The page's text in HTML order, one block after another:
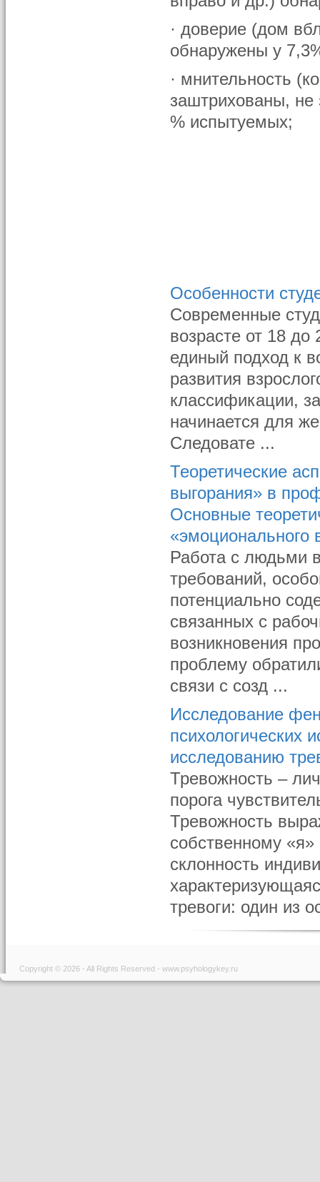
· доверие (дом
обнаружены у
· мнительность
заштрихованы,
% испытуемых;
Особенности
Современные
возрасте от 18 до
единый подход к
развития
классификации,
начинается для
Следовате ...
Теоретические
выгорания» в
Основные
«эмоционального
Работа с людьми
требований,
потенциально
связанных с
возникновения
проблему
связи с созд ...
Исследование
психологических
исследованию
Тревожность –
порога
Тревожность
собственному
склонность
тревоги: один из
Copyright © 2026 - All Rights Reserved - www.psyhologykey.ru